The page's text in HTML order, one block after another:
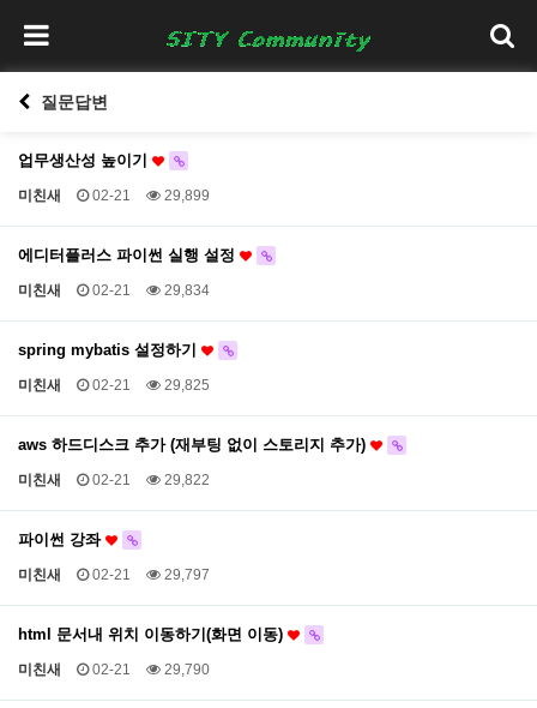
질문답변
업무생산성 높이기
미친새 02-21 29,899
에디터플러스 파이썬 실행 설정
미친새 02-21 29,834
spring mybatis 설정하기
미친새 02-21 29,825
aws 하드디스크 추가 (재부팅 없이 스토리지 추가)
미친새 02-21 29,822
파이썬 강좌
미친새 02-21 29,797
html 문서내 위치 이동하기(화면 이동)
미친새 02-21 29,790